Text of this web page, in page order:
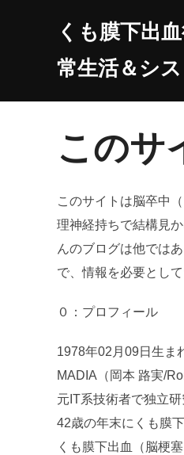
ツ
くも膜下出
常生活＆シ
このサ
このサイトは脳卒中
理神経持ちで結構見
んのブログは他では
で、情報を必要とし
０：プロフィール
1978年02月09日生ま
MADIA（岡本 路実/
元IT系技術者で独立
42歳の年末にくも膜
くも膜下出血（脳梗